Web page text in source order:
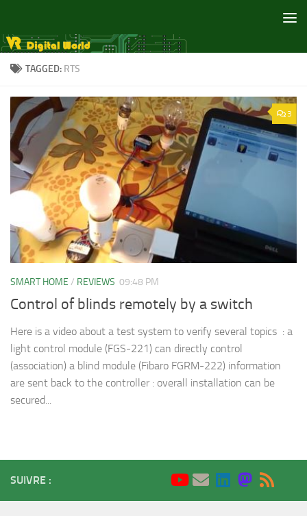
TAGGED: RTS
3
SMART HOME / REVIEWS 09:48 PM
Control of blinds remotely by a switch
Here is a video about a test system to verify several topics : a
light control module (FGS-221) can directly control
(association) a blind module (Fibaro FGRM-222) information
are sent back to the controller : overall installation can be
secured...
SUIVRE :